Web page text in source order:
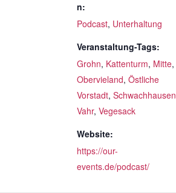
n:
Podcast, Unterhaltung
Veranstaltung-Tags:
Grohn, Kattenturm, Mitte,
Obervieland, Östliche
Vorstadt, Schwachhausen
Vahr, Vegesack
Website:
https://our-
events.de/podcast/